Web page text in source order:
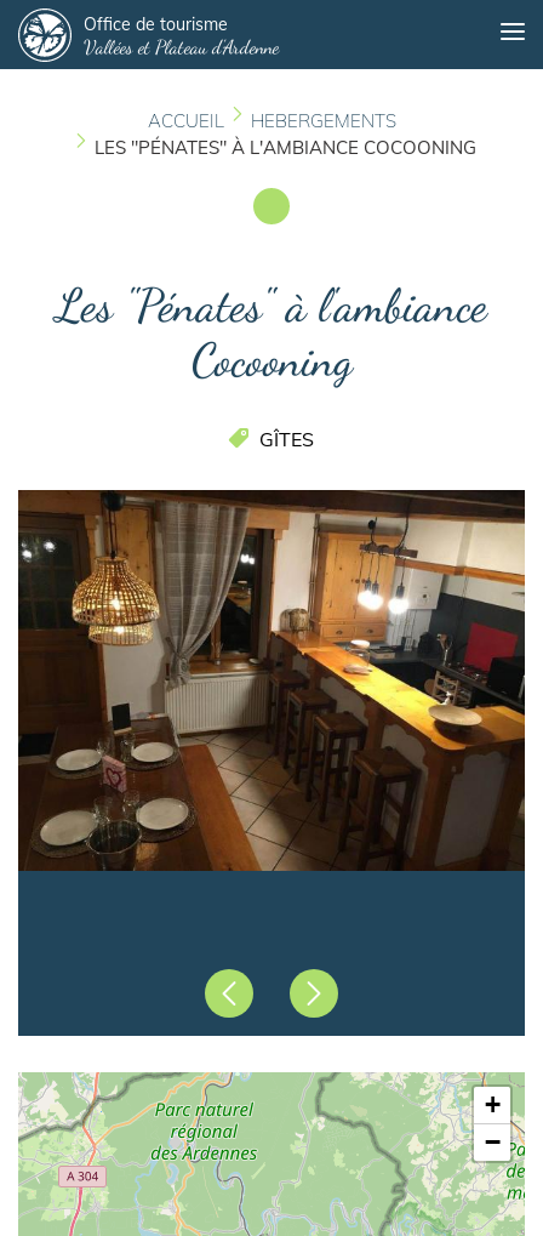
au
contenu
Office de tourisme
Vallées et Plateau d'Ardenne
ACCUEIL
HEBERGEMENTS
LES "PÉNATES" À L'AMBIANCE COCOONING
Les "Pénates" à l'ambiance
Cocooning
GÎTES
PrécédentSuivant
+
−
Panneau de gestion des cookies